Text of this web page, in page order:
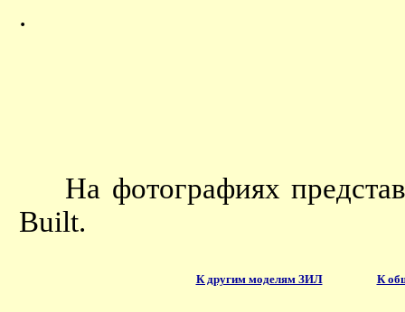
.
На фотографиях
Built.
К другим моделям ЗИЛ К